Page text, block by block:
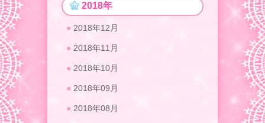
2018年
2018年12月
2018年11月
2018年10月
2018年09月
2018年08月